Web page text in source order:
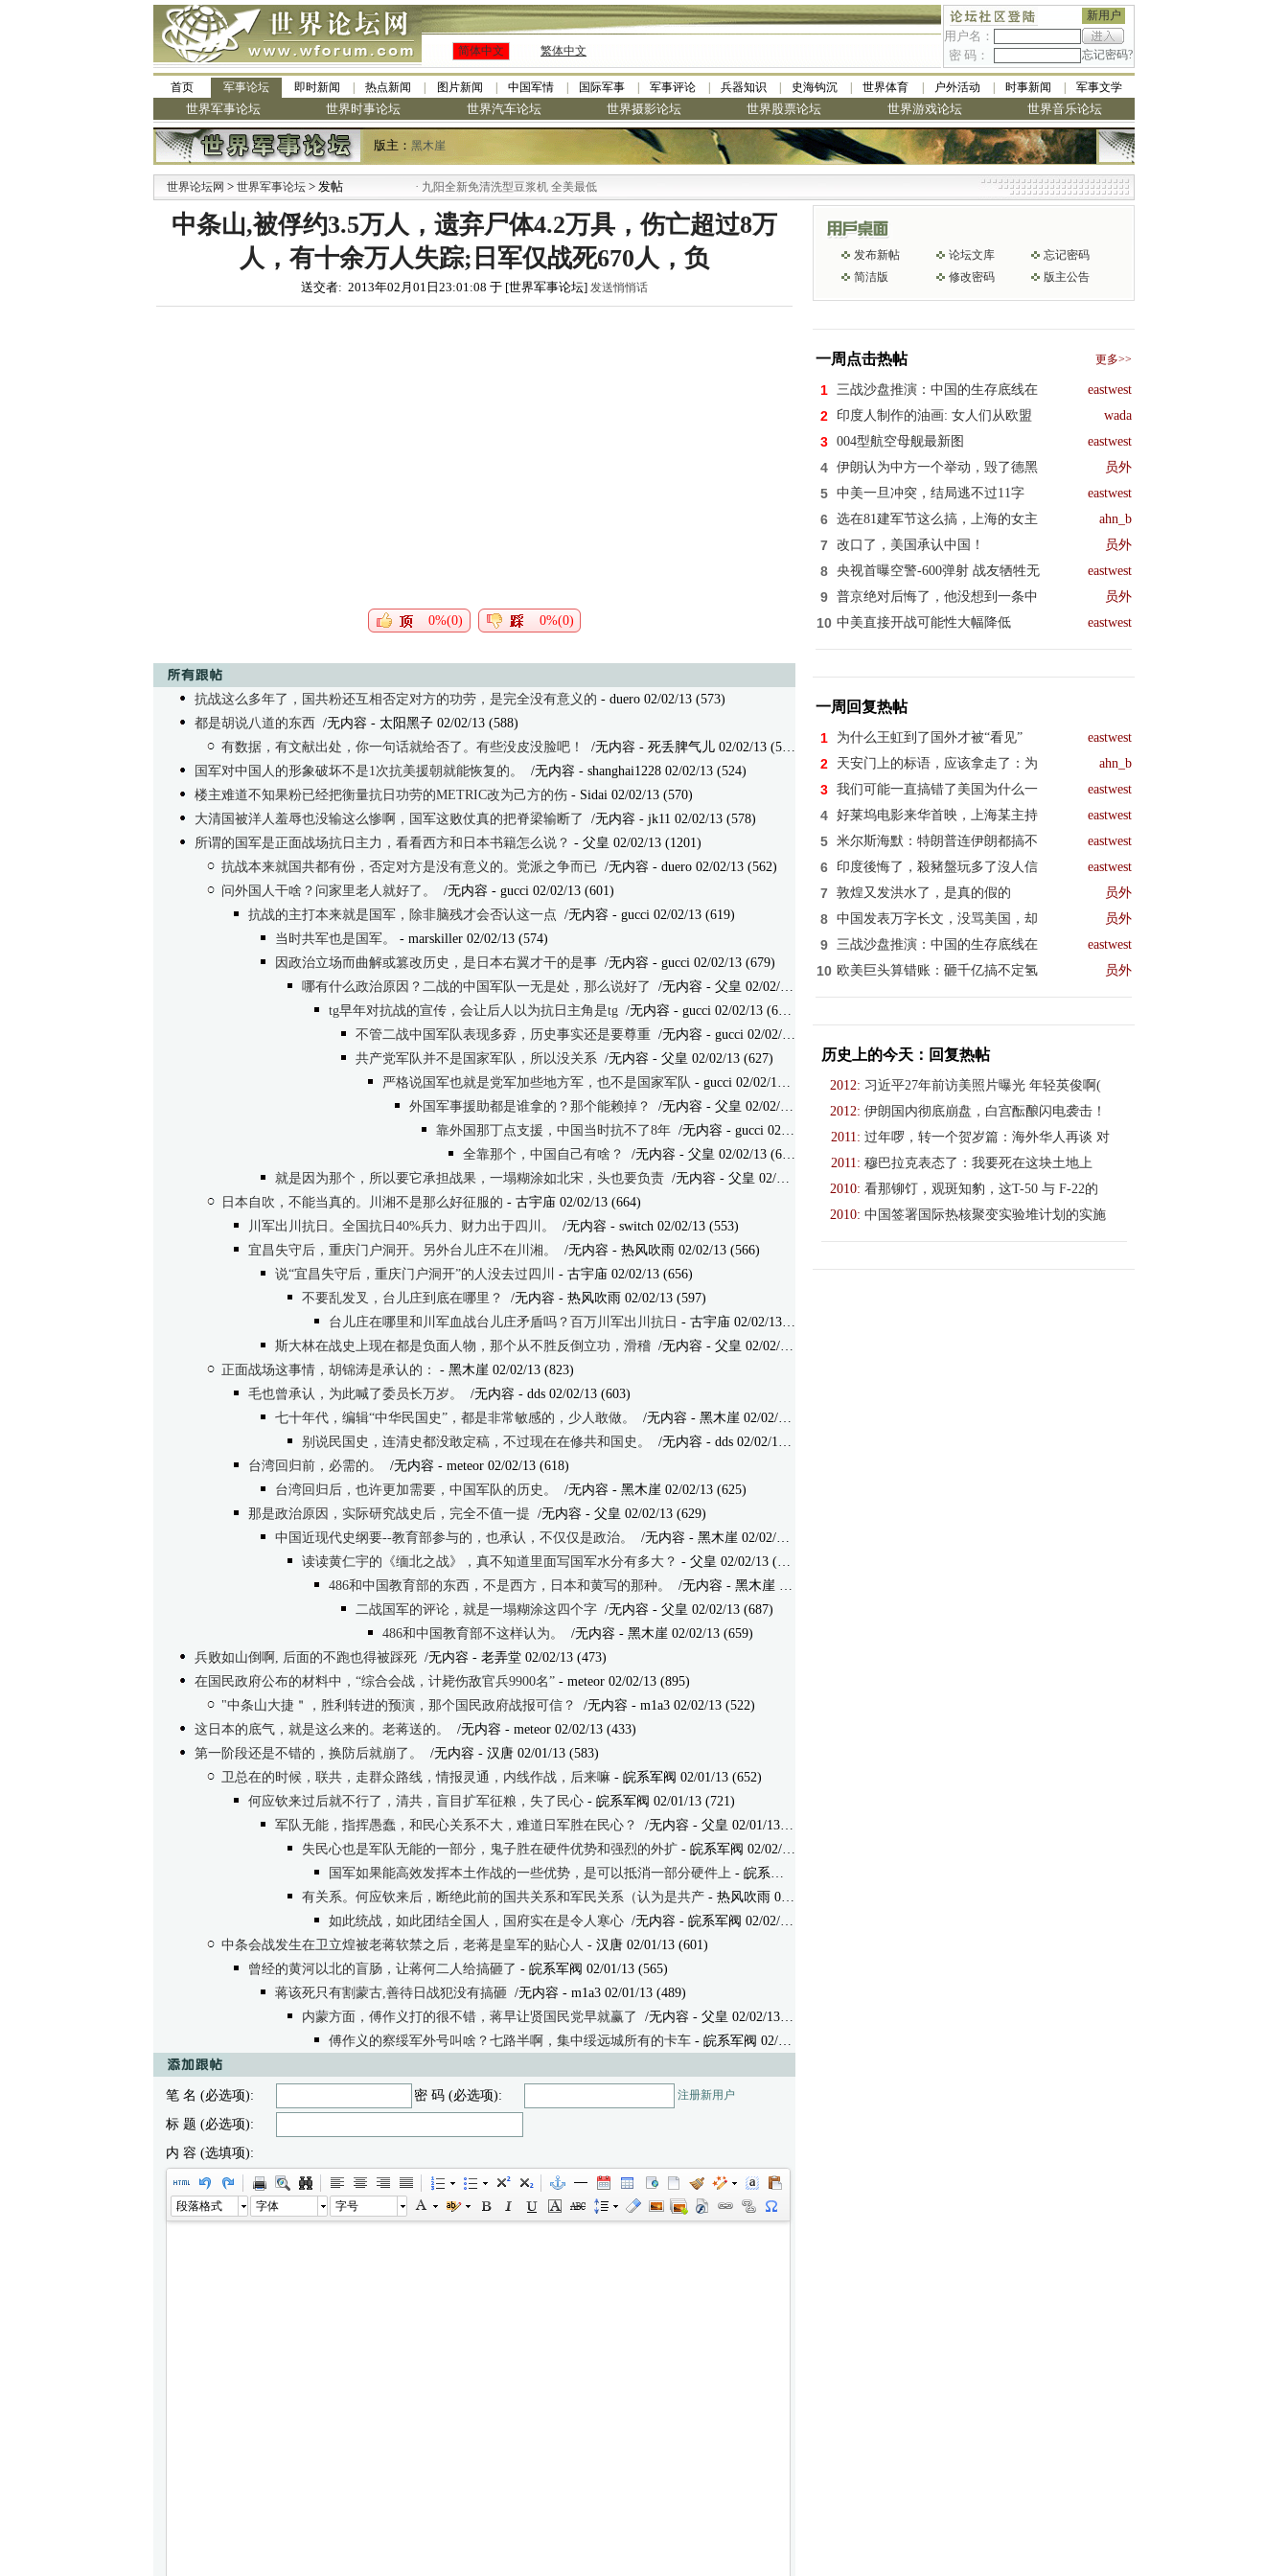
新用户
用户名：
密 码：
忘记密码?
简体中文 繁体中文
首页 军事论坛 即时新闻 热点新闻 图片新闻 中国军情 国际军事 军事评论 兵器知识 史海钩沉 世界体育 户外活动 时事新闻 军事文学
世界军事论坛 世界时事论坛 世界汽车论坛 世界摄影论坛 世界股票论坛 世界游戏论坛 世界音乐论坛
版主： 黑木崖
世界论坛网 > 世界军事论坛 > 发帖 九阳全新免清洗型豆浆机 全美最低
中条山,被俘约3.5万人，遗弃尸体4.2万具，伤亡超过8万
人，有十余万人失踪;日军仅战死670人，负
送交者: 2013年02月01日23:01:08 于 [世界军事论坛] 发送悄悄话
0%(0) 0%(0)
抗战这么多年了，国共粉还互相否定对方的功劳，是完全没有意义的 - duero 02/02/13 (573)
都是胡说八道的东西 /无内容 - 太阳黑子 02/02/13 (588)
有数据，有文献出处，你一句话就给否了。有些没皮没脸吧！
/无内容 - 死丢脾气儿 02/02/13 (544)
国军对中国人的形象破坏不是1次抗美援朝就能恢复的。
/无内容 - shanghai1228 02/02/13 (524)
楼主难道不知果粉已经把衡量抗日功劳的METRIC改为己方的伤 - Sidai 02/02/13 (570)
大清国被洋人羞辱也没输这么惨啊，国军这败仗真的把脊梁输断了
/无内容 - jk11 02/02/13 (578)
所谓的国军是正面战场抗日主力，看看西方和日本书籍怎么说？ - 父皇 02/02/13 (1201)
抗战本来就国共都有份，否定对方是没有意义的。党派之争而已 /无内容 - duero 02/02/13 (562)
问外国人干啥？问家里老人就好了。
/无内容 - gucci 02/02/13 (601)
抗战的主打本来就是国军，除非脑残才会否认这一点 /无内容 - gucci 02/02/13 (619)
当时共军也是国军。
- marskiller 02/02/13 (574)
因政治立场而曲解或篡改历史，是日本右翼才干的是事 /无内容 - gucci 02/02/13 (679)
哪有什么政治原因？二战的中国军队一无是处，那么说好了
/无内容 - 父皇 02/02/13 (625)
tg早年对抗战的宣传，会让后人以为抗日主角是tg /无内容 - gucci 02/02/13 (644)
不管二战中国军队表现多孬，历史事实还是要尊重 /无内容 - gucci 02/02/13 (783)
共产党军队并不是国家军队，所以没关系 /无内容 - 父皇 02/02/13 (627)
严格说国军也就是党军加些地方军，也不是国家军队 - gucci 02/02/13 (625)
外国军事援助都是谁拿的？那个能赖掉？
/无内容 - 父皇 02/02/13 (648)
靠外国那丁点支援，中国当时抗不了8年 /无内容 - gucci 02/02/13 (633)
全靠那个，中国自己有啥？
/无内容 - 父皇 02/02/13 (638)
就是因为那个，所以要它承担战果，一塌糊涂如北宋，头也要负责 /无内容 - 父皇 02/02/13 (593)
日本自吹，不能当真的。川湘不是那么好征服的 - 古宇庙 02/02/13 (664)
川军出川抗日。全国抗日40%兵力、财力出于四川。
/无内容 - switch 02/02/13 (553)
宜昌失守后，重庆门户洞开。另外台儿庄不在川湘。
/无内容 - 热风吹雨 02/02/13 (566)
说“宜昌失守后，重庆门户洞开”的人没去过四川
- 古宇庙 02/02/13 (656)
不要乱发叉，台儿庄到底在哪里？
/无内容 - 热风吹雨 02/02/13 (597)
台儿庄在哪里和川军血战台儿庄矛盾吗？百万川军出川抗日 - 古宇庙 02/02/13 (613)
斯大林在战史上现在都是负面人物，那个从不胜反倒立功，滑稽 /无内容 - 父皇 02/02/13 (595)
正面战场这事情，胡锦涛是承认的：
- 黑木崖 02/02/13 (823)
毛也曾承认，为此喊了委员长万岁。
/无内容 - dds 02/02/13 (603)
七十年代，编辑“中华民国史”，都是非常敏感的，少人敢做。
/无内容 - 黑木崖 02/02/13 (661)
别说民国史，连清史都没敢定稿，不过现在在修共和国史。
/无内容 - dds 02/02/13 (575)
台湾回归前，必需的。
/无内容 - meteor 02/02/13 (618)
台湾回归后，也许更加需要，中国军队的历史。
/无内容 - 黑木崖 02/02/13 (625)
那是政治原因，实际研究战史后，完全不值一提 /无内容 - 父皇 02/02/13 (629)
中国近现代史纲要--教育部参与的，也承认，不仅仅是政治。
/无内容 - 黑木崖 02/02/13 (611)
读读黄仁宇的《缅北之战》，真不知道里面写国军水分有多大？ - 父皇 02/02/13 (732)
486和中国教育部的东西，不是西方，日本和黄写的那种。
/无内容 - 黑木崖 02/02/13 (677)
二战国军的评论，就是一塌糊涂这四个字 /无内容 - 父皇 02/02/13 (687)
486和中国教育部不这样认为。
/无内容 - 黑木崖 02/02/13 (659)
兵败如山倒啊, 后面的不跑也得被踩死 /无内容 - 老弄堂 02/02/13 (473)
在国民政府公布的材料中，“综合会战，计毙伤敌官兵9900名” - meteor 02/02/13 (895)
"中条山大捷＂，胜利转进的预演，那个国民政府战报可信？
/无内容 - m1a3 02/02/13 (522)
这日本的底气，就是这么来的。老蒋送的。
/无内容 - meteor 02/02/13 (433)
第一阶段还是不错的，换防后就崩了。
/无内容 - 汉唐 02/01/13 (583)
卫总在的时候，联共，走群众路线，情报灵通，内线作战，后来嘛 - 皖系军阀 02/01/13 (652)
何应钦来过后就不行了，清共，盲目扩军征粮，失了民心 - 皖系军阀 02/01/13 (721)
军队无能，指挥愚蠢，和民心关系不大，难道日军胜在民心？
/无内容 - 父皇 02/01/13 (542)
失民心也是军队无能的一部分，鬼子胜在硬件优势和强烈的外扩 - 皖系军阀 02/02/13 (557)
国军如果能高效发挥本土作战的一些优势，是可以抵消一部分硬件上 - 皖系军阀 02/02/13 (535)
有关系。何应钦来后，断绝此前的国共关系和军民关系（认为是共产 - 热风吹雨 02/02/13 (638)
如此统战，如此团结全国人，国府实在是令人寒心 /无内容 - 皖系军阀 02/02/13 (489)
中条会战发生在卫立煌被老蒋软禁之后，老蒋是皇军的贴心人 - 汉唐 02/01/13 (601)
曾经的黄河以北的盲肠，让蒋何二人给搞砸了 - 皖系军阀 02/01/13 (565)
蒋该死只有割蒙古,善待日战犯没有搞砸 /无内容 - m1a3 02/01/13 (489)
内蒙方面，傅作义打的很不错，蒋早让贤国民党早就赢了
/无内容 - 父皇 02/02/13 (505)
傅作义的察绥军外号叫啥？七路半啊，集中绥远城所有的卡车 - 皖系军阀 02/02/13 (475)
笔 名 (必选项): 密 码 (必选项): 注册新用户
标 题 (必选项):
内 容 (选填项):
段落格式 字体 字号
发布新帖 论坛文库
忘记密码
简洁版
修改密码 版主公告
一周点击热帖 更多>>
1 三战沙盘推演：中国的生存底线在 eastwest
2 印度人制作的油画: 女人们从欧盟 wada
3 004型航空母舰最新图 eastwest
4 伊朗认为中方一个举动，毁了德黑 员外
5 中美一旦冲突，结局逃不过11字 eastwest
6 选在81建军节这么搞，上海的女主 ahn_b
7 改口了，美国承认中国！ 员外
8 央视首曝空警-600弹射 战友牺牲无 eastwest
9 普京绝对后悔了，他没想到一条中 员外
10 中美直接开战可能性大幅降低 eastwest
一周回复热帖
1 为什么王虹到了国外才被“看见” eastwest
2 天安门上的标语，应该拿走了：为 ahn_b
3 我们可能一直搞错了美国为什么一 eastwest
4 好莱坞电影来华首映，上海某主持 eastwest
5 米尔斯海默：特朗普连伊朗都搞不 eastwest
6 印度後悔了，殺豬盤玩多了沒人信 eastwest
7 敦煌又发洪水了，是真的假的 员外
8 中国发表万字长文，没骂美国，却 员外
9 三战沙盘推演：中国的生存底线在 eastwest
10 欧美巨头算错账：砸千亿搞不定氢 员外
历史上的今天：回复热帖
2012: 习近平27年前访美照片曝光 年轻英俊啊(
2012: 伊朗国内彻底崩盘，白宫酝酿闪电袭击！
2011: 过年啰，转一个贺岁篇：海外华人再谈 对
2011: 穆巴拉克表态了：我要死在这块土地上
2010: 看那铆饤，观斑知豹，这T-50 与 F-22的
2010: 中国签署国际热核聚变实验堆计划的实施